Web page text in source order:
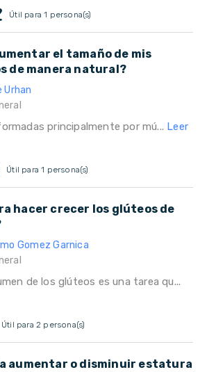
Útil para 1 persona(s)
el tamaño de mis
de manera natural?
Urhan
principalmente por mú... Leer
Útil para 1 persona(s)
hacer crecer los glúteos de
Gomez Garnica
de los glúteos es una tarea qu...
Útil para 2 persona(s)
aumentar o disminuir estatura